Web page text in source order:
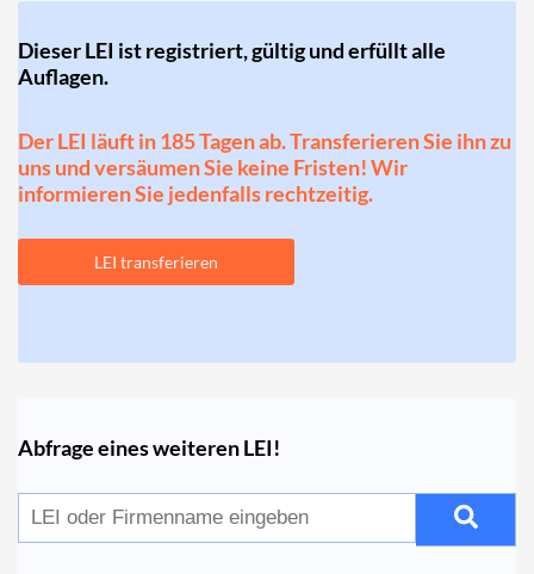
Dieser LEI ist registriert, gültig und erfüllt alle
Auflagen.
Der LEI läuft in 185 Tagen ab. Transferieren Sie ihn zu
uns und versäumen Sie keine Fristen! Wir
informieren Sie jedenfalls rechtzeitig.
LEI transferieren
Abfrage eines weiteren LEI!